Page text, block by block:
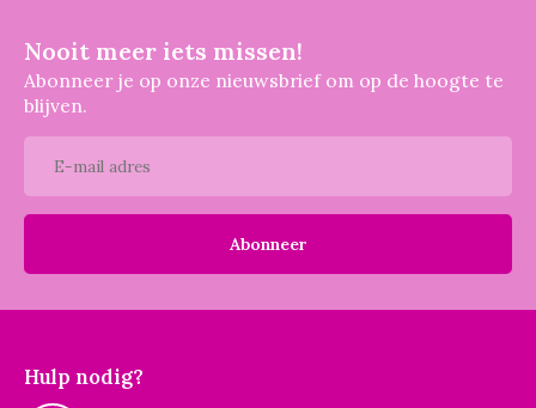
Nooit meer iets missen!
Abonneer je op onze nieuwsbrief om op de hoogte te
blijven.
Abonneer
Hulp nodig?